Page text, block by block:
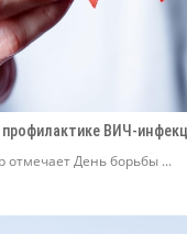
ВИЧ-
отмечает День борьбы ...